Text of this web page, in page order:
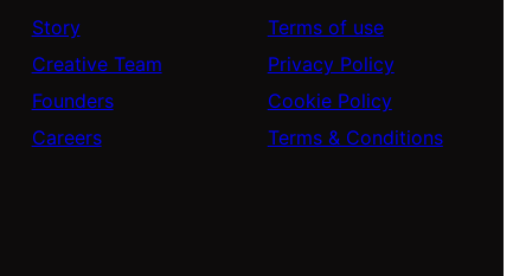
Story
Creative Team
Founders
Careers
Terms of use
Privacy Policy
Cookie Policy
Terms & Conditions